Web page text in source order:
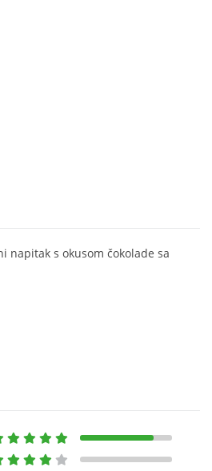
s okusom čokolade sa